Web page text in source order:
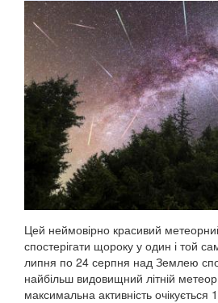
Цей неймовірно красивий
спостерігати щороку у один і той
липня по 24 серпня над Землею
найбільш видовищний літній
максимальна активність очікується